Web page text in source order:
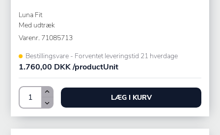
Luna Fit
Med udtræk
Varenr. 71085713
Bestillingsvare - Forventet leveringstid 21 hverdage
1.760,00 DKK /productUnit
LÆG I KURV